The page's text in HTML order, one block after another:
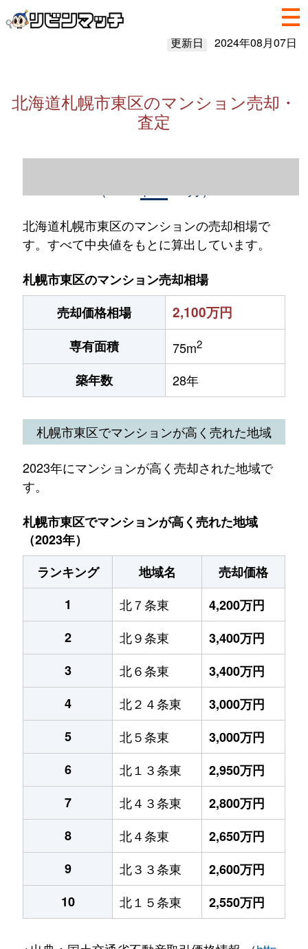
更新日 2024年08月07日
北海道札幌市東区のマンション売却・
査定
北海道札幌市東区のマンションの売却相場で
す。すべて中央値をもとに算出しています。
札幌市東区のマンション売却相場
売却価格相場
2,100万円
専有面積 75m2
築年数 28年
札幌市東区でマンションが高く売れた地域
2023年にマンションが高く売却された地域で
す。
札幌市東区でマンションが高く売れた地域
（2023年）
ランキング
地域名
売却価格
1
北７条東
4,200万円
2
北９条東
3,400万円
3
北６条東
3,400万円
4
北２４条東
3,000万円
5
北５条東
3,000万円
6
北１３条東
2,950万円
7
北４３条東
2,800万円
8
北４条東
2,650万円
9
北３３条東
2,600万円
10
北１５条東 2,550万円